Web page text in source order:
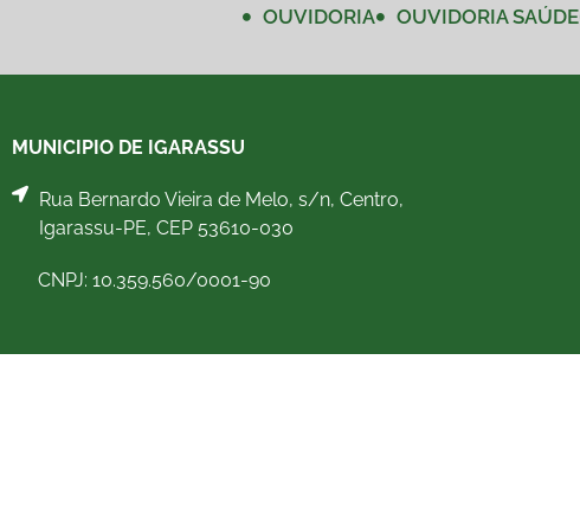
OUVIDORIA OUVIDORIA SAÚDE
MUNICIPIO DE IGARASSU
Rua Bernardo Vieira de Melo, s/n, Centro,
Igarassu-PE, CEP 53610-030
CNPJ: 10.359.560/0001-90